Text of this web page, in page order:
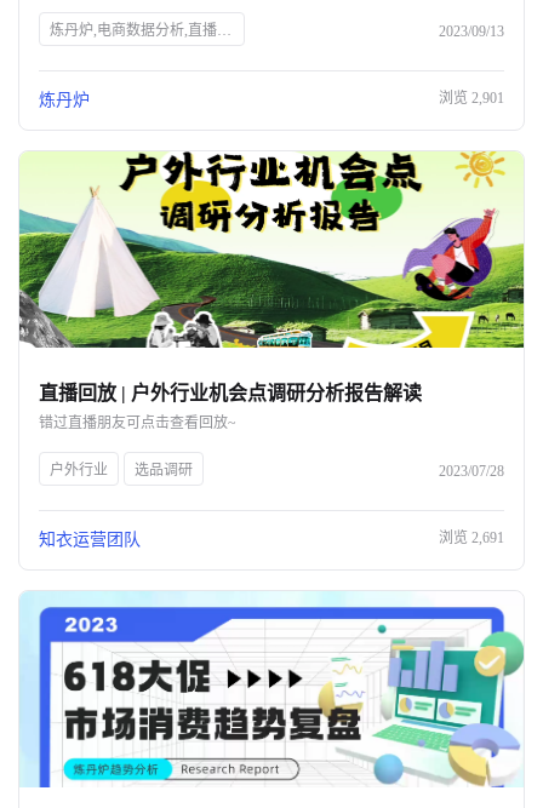
公司介绍
商机推荐
炼丹炉,电商数据分析,直播行业解读,宠物行业解读,知衣科技,AI大数据,服装AI 2023/09/13
炼丹炉 浏览 2,901
直播回放 | 户外行业机会点调研分析报告解读
错过直播朋友可点击查看回放~
户外行业 选品调研 2023/07/28
知衣运营团队 浏览 2,691